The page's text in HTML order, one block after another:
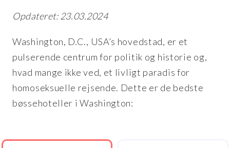
Opdateret: 23.03.2024
Washington, D.C., USA’s hovedstad, er et
pulserende centrum for politik og historie og,
hvad mange ikke ved, et livligt paradis for
homoseksuelle rejsende. Dette er de bedste
bøssehoteller i Washington: